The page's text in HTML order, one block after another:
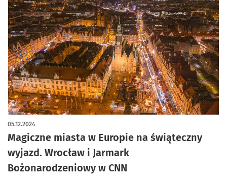
Magiczne miasta w Europie na świąteczny
wyjazd. Wrocław i Jarmark
Bożonarodzeniowy w CNN
05.12.2024
artykuł z galerią zdjęć